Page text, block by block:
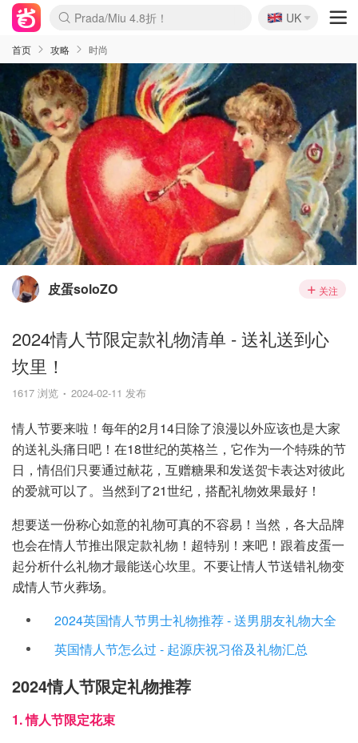
麦卢卡蜂蜜夏促！个位数！
Prada/Miu 4.8折！
啥？必胜客披萨5折！
🇬🇧
UK
首页 攻略 时尚
皮蛋soloZO 关注
2024情人节限定款礼物清单 - 送礼送到心
坎里！
1617 浏览 2024-02-11 发布
情人节要来啦！每年的2月14日除了浪漫以外应该也是大家
的送礼头痛日吧！在18世纪的英格兰，它作为一个特殊的节
日，情侣们只要通过献花，互赠糖果和发送贺卡表达对彼此
的爱就可以了。当然到了21世纪，搭配礼物效果最好！
想要送一份称心如意的礼物可真的不容易！当然，各大品牌
也会在情人节推出限定款礼物！超特别！来吧！跟着皮蛋一
起分析什么礼物才最能送心坎里。不要让情人节送错礼物变
成情人节火葬场。
2024英国情人节男士礼物推荐 - 送男朋友礼物大全
英国情人节怎么过 - 起源庆祝习俗及礼物汇总
2024情人节限定礼物推荐
1. 情人节限定花束